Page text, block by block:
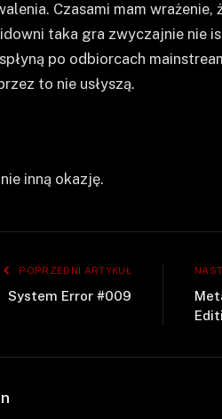
Czasami mam wrażenie,
taka gra zwyczajnie nie
po odbiorcach
to nie usłyszą.
inną okazję.
POPRZEDNI ARTYKUŁ
System Error #009